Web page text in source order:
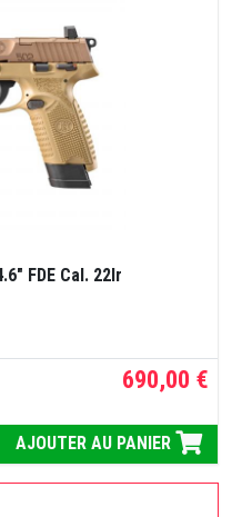
FDE Cal. 22lr
690,00 €
AJOUTER AU PANIER